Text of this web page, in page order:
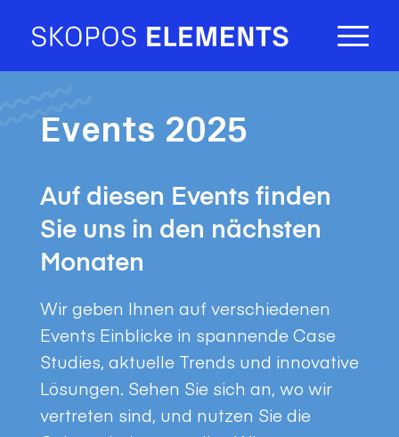
Events 2025
Auf diesen Events finden
Sie uns in den nächsten
Monaten
Wir geben Ihnen auf verschiedenen
Events Einblicke in spannende Case
Studies, aktuelle Trends und innovative
Lösungen. Sehen Sie sich an, wo wir
vertreten sind, und nutzen Sie die